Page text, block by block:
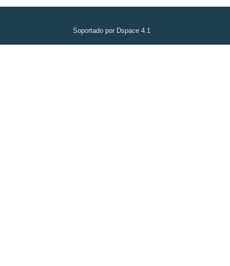
Soportado por Dspace 4.1